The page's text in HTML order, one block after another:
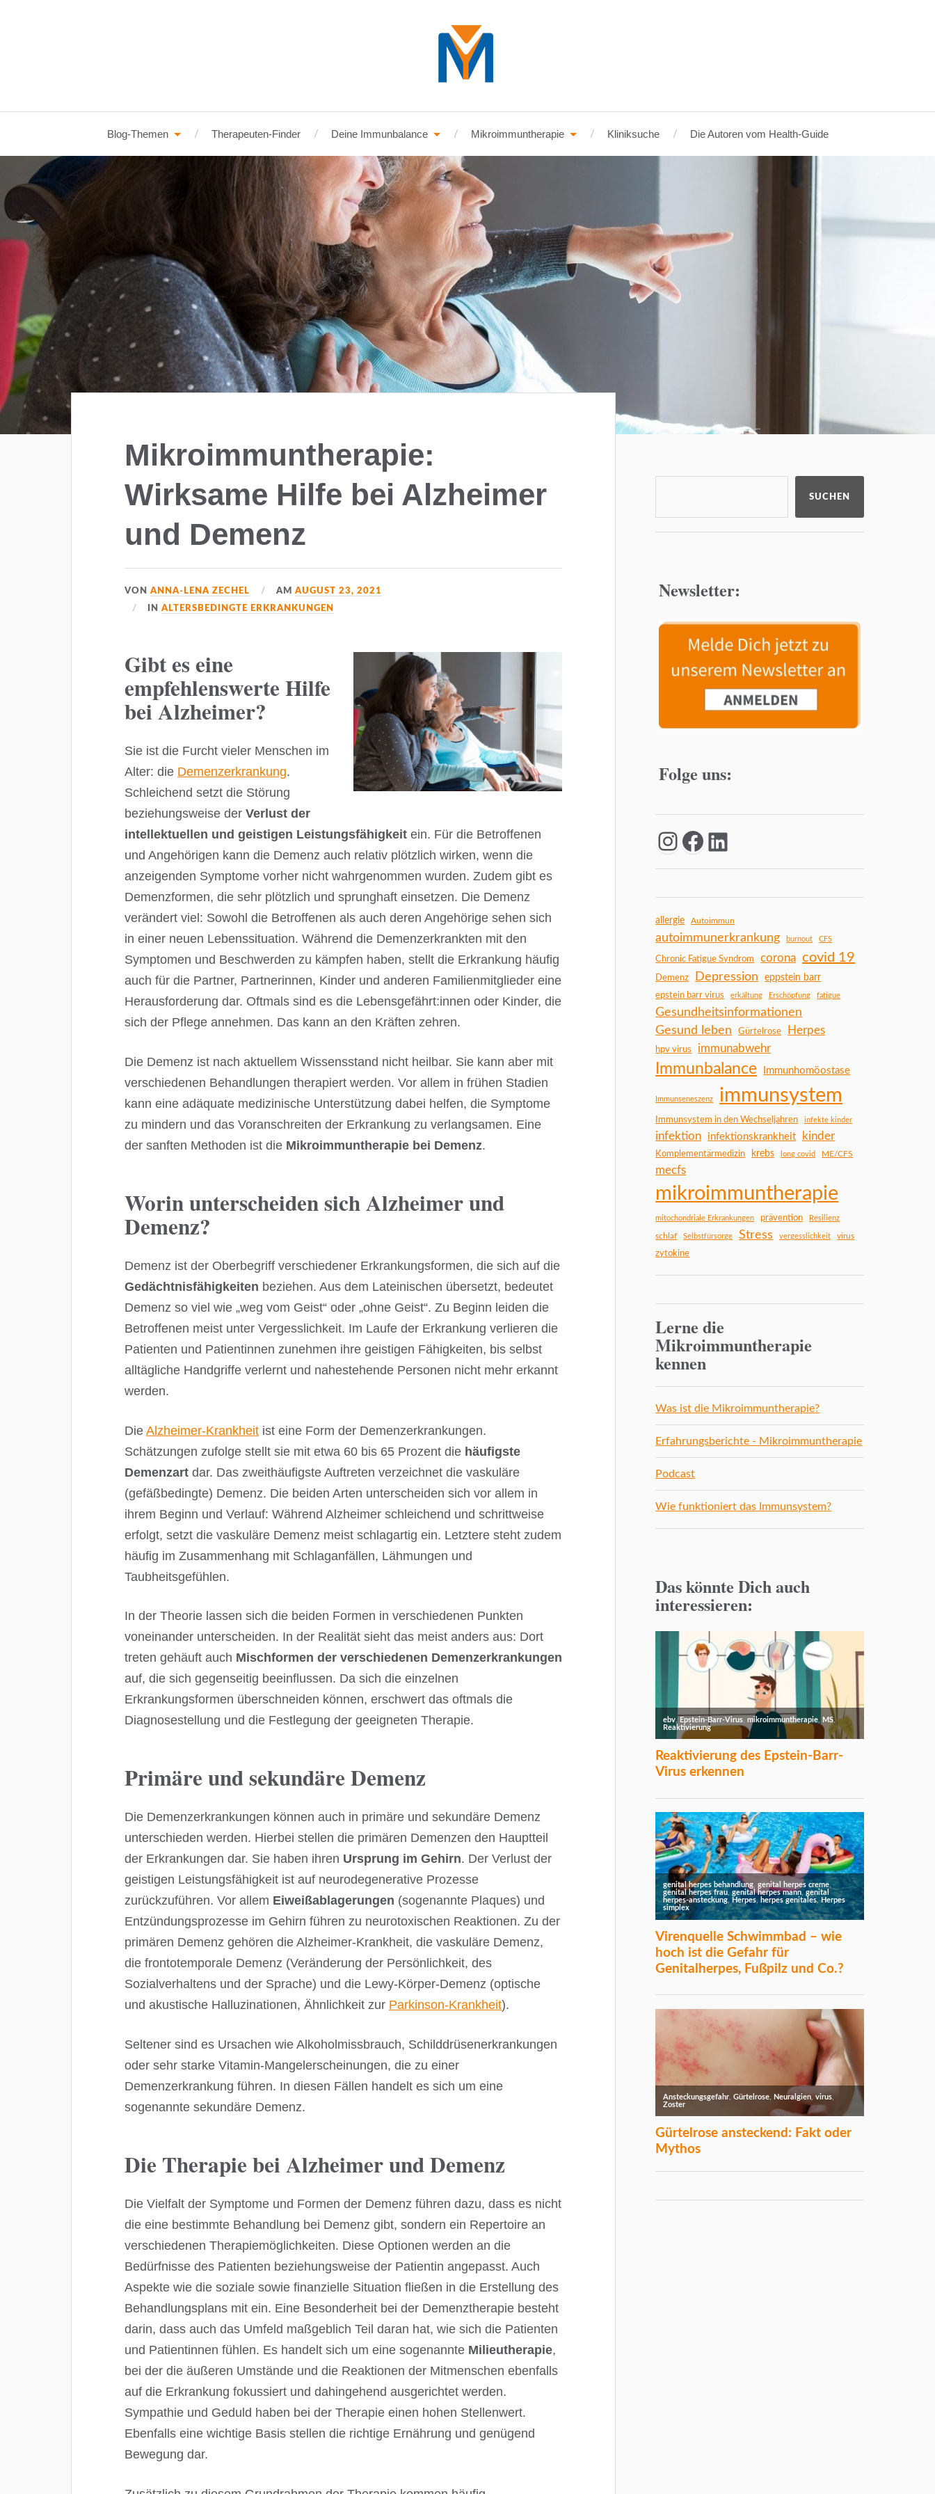
Blog-Themen Therapeuten-Finder Deine Immunbalance Mikroimmuntherapie Kliniksuche Die Autoren vom Health-Guide
Mikroimmuntherapie:
Wirksame Hilfe bei Alzheimer
und Demenz
VONANNA-LENA ZECHEL AMAUGUST 23, 2021
INALTERSBEDINGTE ERKRANKUNGEN
Gibt es eine
empfehlenswerte Hilfe
bei Alzheimer?
Sie ist die Furcht vieler Menschen im
Alter: die Demenzerkrankung.
Schleichend setzt die Störung
beziehungsweise derVerlust der
intellektuellen und geistigen Leistungsfähigkeit ein. Für die Betroffenen
und Angehörigen kann die Demenz auch relativ plötzlich wirken, wenn die
anzeigenden Symptome vorher nicht wahrgenommen wurden. Zudem gibt es
Demenzformen, die sehr plötzlich und sprunghaft einsetzen. Die Demenz
verändert viel: Sowohl die Betroffenen als auch deren Angehörige sehen sich
in einer neuen Lebenssituation. Während die Demenzerkrankten mit den
Symptomen und Beschwerden zu kämpfen haben, stellt die Erkrankung häufig
auch für die Partner, Partnerinnen, Kinder und anderen Familienmitglieder eine
Herausforderung dar. Oftmals sind es die Lebensgefährt:innen oder Kinder, die
sich der Pflege annehmen. Das kann an den Kräften zehren.
Die Demenz ist nach aktuellem Wissensstand nicht heilbar. Sie kann aber mit
verschiedenen Behandlungen therapiert werden. Vor allem in frühen Stadien
kann eine adäquate medizinische Unterstützung dabei helfen, die Symptome
zu mindern und das Voranschreiten der Erkrankung zu verlangsamen. Eine
der sanften Methoden ist die Mikroimmuntherapie bei Demenz.
Worin unterscheiden sich Alzheimer und
Demenz?
Demenz ist der Oberbegriff verschiedener Erkrankungsformen, die sich auf die
Gedächtnisfähigkeiten beziehen. Aus dem Lateinischen übersetzt, bedeutet
Demenz so viel wie „weg vom Geist“ oder „ohne Geist“. Zu Beginn leiden die
Betroffenen meist unter Vergesslichkeit. Im Laufe der Erkrankung verlieren die
Patienten und Patientinnen zunehmen ihre geistigen Fähigkeiten, bis selbst
alltägliche Handgriffe verlernt und nahestehende Personen nicht mehr erkannt
werden.
DieAlzheimer-Krankheit ist eine Form der Demenzerkrankungen.
Schätzungen zufolge stellt sie mit etwa 60 bis 65 Prozent die häufigste
Demenzart dar. Das zweithäufigste Auftreten verzeichnet die vaskuläre
(gefäßbedingte) Demenz. Die beiden Arten unterscheiden sich vor allem in
ihrem Beginn und Verlauf: Während Alzheimer schleichend und schrittweise
erfolgt, setzt die vaskuläre Demenz meist schlagartig ein. Letztere steht zudem
häufig im Zusammenhang mit Schlaganfällen, Lähmungen und
Taubheitsgefühlen.
In der Theorie lassen sich die beiden Formen in verschiedenen Punkten
voneinander unterscheiden. In der Realität sieht das meist anders aus: Dort
treten gehäuft auch Mischformen der verschiedenen Demenzerkrankungen
auf, die sich gegenseitig beeinflussen. Da sich die einzelnen
Erkrankungsformen überschneiden können, erschwert das oftmals die
Diagnosestellung und die Festlegung der geeigneten Therapie.
Primäre und sekundäre Demenz
Die Demenzerkrankungen können auch in primäre und sekundäre Demenz
unterschieden werden. Hierbei stellen die primären Demenzen den Hauptteil
der Erkrankungen dar. Sie haben ihren Ursprung im Gehirn. Der Verlust der
geistigen Leistungsfähigkeit ist auf neurodegenerative Prozesse
zurückzuführen. Vor allem Eiweißablagerungen (sogenannte Plaques) und
Entzündungsprozesse im Gehirn führen zu neurotoxischen Reaktionen. Zu der
primären Demenz gehören die Alzheimer-Krankheit, die vaskuläre Demenz,
die frontotemporale Demenz (Veränderung der Persönlichkeit, des
Sozialverhaltens und der Sprache) und die Lewy-Körper-Demenz (optische
und akustische Halluzinationen, Ähnlichkeit zur Parkinson-Krankheit).
Seltener sind es Ursachen wie Alkoholmissbrauch, Schilddrüsenerkrankungen
oder sehr starke Vitamin-Mangelerscheinungen, die zu einer
Demenzerkrankung führen. In diesen Fällen handelt es sich um eine
sogenannte sekundäre Demenz.
Die Therapie bei Alzheimer und Demenz
Die Vielfalt der Symptome und Formen der Demenz führen dazu, dass es nicht
die eine bestimmte Behandlung bei Demenz gibt, sondern ein Repertoire an
verschiedenen Therapiemöglichkeiten. Diese Optionen werden an die
Bedürfnisse des Patienten beziehungsweise der Patientin angepasst. Auch
Aspekte wie die soziale sowie finanzielle Situation fließen in die Erstellung des
Behandlungsplans mit ein. Eine Besonderheit bei der Demenztherapie besteht
darin, dass auch das Umfeld maßgeblich Teil daran hat, wie sich die Patienten
und Patientinnen fühlen. Es handelt sich um eine sogenannte Milieutherapie,
bei der die äußeren Umstände und die Reaktionen der Mitmenschen ebenfalls
auf die Erkrankung fokussiert und dahingehend ausgerichtet werden.
Sympathie und Geduld haben bei der Therapie einen hohen Stellenwert.
Ebenfalls eine wichtige Basis stellen die richtige Ernährung und genügend
Bewegung dar.
SUCHEN
Newsletter:
Folge uns:
allergie Autoimmun
autoimmunerkrankung burnout CFS
Chronic Fatigue Syndrom corona covid 19
Demenz Depression
eppstein barr
epstein barr virus
erkältung Erschöpfung fatigue
Gesundheitsinformationen
Gesund leben Gürtelrose Herpes
hpv virus immunabwehr
Immunbalance Immunhomöostase
Immunseneszenz immunsystem
Immunsystem in den Wechseljahren infekte kinder
infektion infektionskrankheit kinder
Komplementärmedizin krebs long covid ME/CFS
mecfs
mikroimmuntherapie
mitochondriale Erkrankungen prävention Resilienz
schlaf Selbstfürsorge Stress vergesslichkeit virus
zytokine
Lerne die
Mikroimmuntherapie
kennen
Was ist die Mikroimmuntherapie?
Erfahrungsberichte - Mikroimmuntherapie
Podcast
Wie funktioniert das Immunsystem?
Das könnte Dich auch
interessieren: